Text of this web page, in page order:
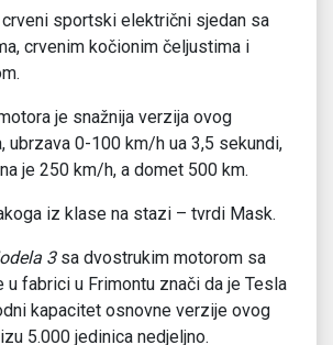
crveni sportski električni sjedan sa
crvenim kočionim čeljustima i
je snažnija verzija ovog
ubrzava 0-100 km/h ua 3,5 sekundi,
je 250 km/h, a domet 500 km.
iz klase na stazi – tvrdi Mask.
3sa dvostrukim motorom sa
u fabrici u Frimontu znači da je Tesla
kapacitet osnovne verzije ovog
5.000 jedinica nedjeljno.